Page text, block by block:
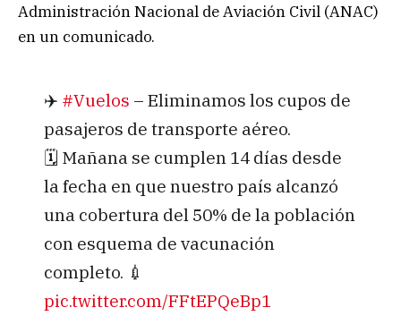
Administración Nacional de Aviación Civil (ANAC)
en un comunicado.
✈️ #Vuelos – Eliminamos los cupos de
pasajeros de transporte aéreo.
🗓️ Mañana se cumplen 14 días desde
la fecha en que nuestro país alcanzó
una cobertura del 50% de la población
con esquema de vacunación
completo. 💉
pic.twitter.com/FFtEPQeBp1